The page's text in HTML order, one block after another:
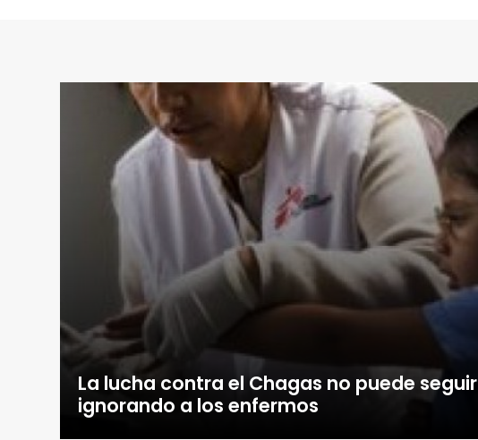
La lucha contra el Chagas no puede seguir
ignorando a los enfermos